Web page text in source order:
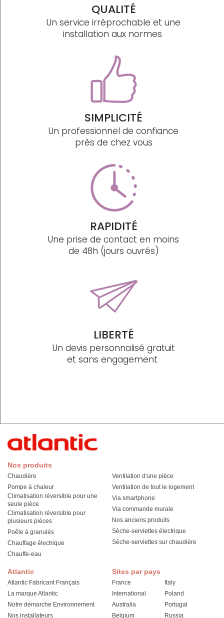
QUALITÉ
Un service irréprochable et une
installation aux normes
SIMPLICITÉ
Un professionnel de confiance
près de chez vous
RAPIDITÉ
Une prise de contact en moins
de 48h (jours ouvrés)
LIBERTÉ
Un devis personnalisé gratuit
et sans engagement
Atlantic
Atlantic Fabricant Français
La marque Atlantic
Notre démarche Environnement
Nos installateurs
Nos produits
Chaudière
Pompe à chaleur
Climatisation réversible pour une
seule pièce
Climatisation réversible pour
plusieurs pièces
Poêle à granulés
Chauffage électrique
Chauffe-eau
Ventilation d'une pièce
Ventilation de tout le logement
Via smartphone
Via commande murale
Nos anciens produits
Sèche-serviettes électrique
Sèche-serviettes sur chaudière
Sites par pays
France
International
Australia
Belgium
Italy
Poland
Portugal
Russia